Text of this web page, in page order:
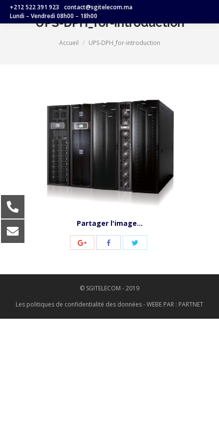
+212 522 391 923
contact@sgitelecom.ma
Lundi – Vendredi 08h00 – 18h00
UPS-DPH_for-introduction
Accueil UPS-DPH_for-introduction
Partager l'image...
© SGITELECOM - 2019
Les politiques de confidentialité des données- WEBE PAR : PARTNET